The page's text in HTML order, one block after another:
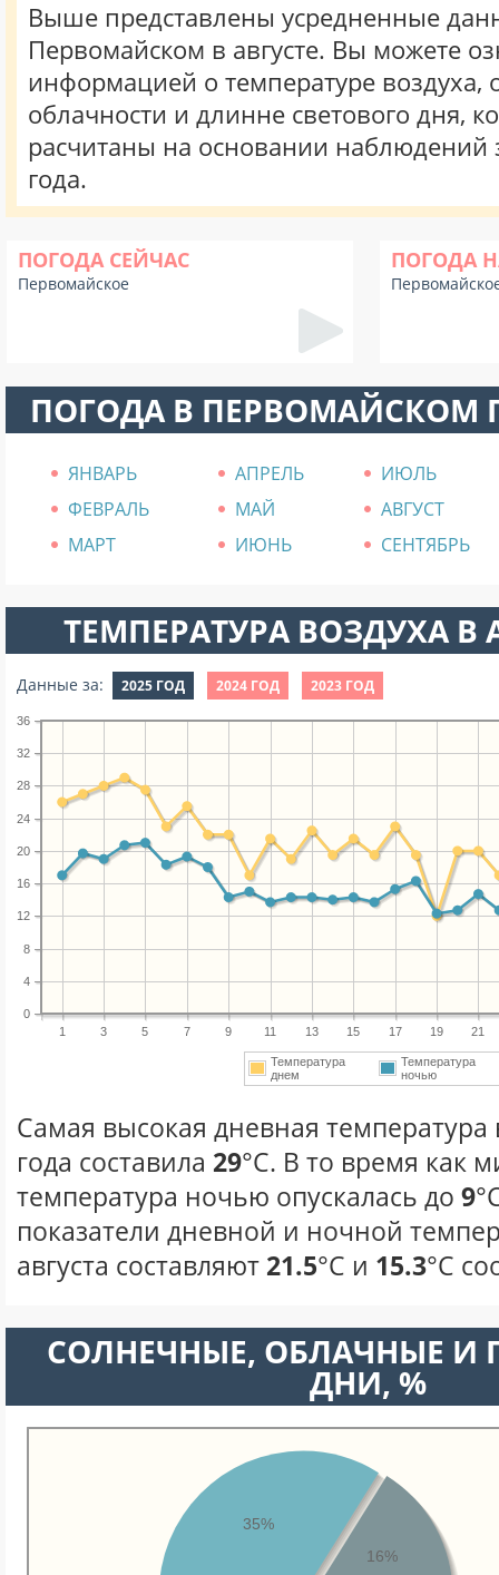
Выше представлены усредненные
Первомайском в августе. Вы можете
информацией о температуре воздуха,
облачности и длинне светового дня,
расчитаны на основании наблюдений
года.
ПОГОДА СЕЙЧАС
Первомайское
ПОГОДА
ПОГОДА В ПЕРВОМАЙСКОМ
ЯНВАРЬ АПРЕЛЬ
ИЮЛЬ
ФЕВРАЛЬ
МАЙ
АВГУСТ
МАРТ
ИЮНЬ СЕНТЯБРЬ
ТЕМПЕРАТУРА ВОЗДУХА В
Данные за: 2025 ГОД 2024 ГОД 2023 ГОД
1 3 5 7 9 11 13 15 17 19 21
0
4
8
12
16
20
24
28
32
36
Температура
днем
Температура
ночью
Самая высокая дневная температура
года составила 29°С. В то время как
температура ночью опускалась до 9
показатели дневной и ночной
августа составляют 21.5°С и 15.3°С
CОЛНЕЧНЫЕ, ОБЛАЧНЫЕ И
ДНИ, %
35%
16%